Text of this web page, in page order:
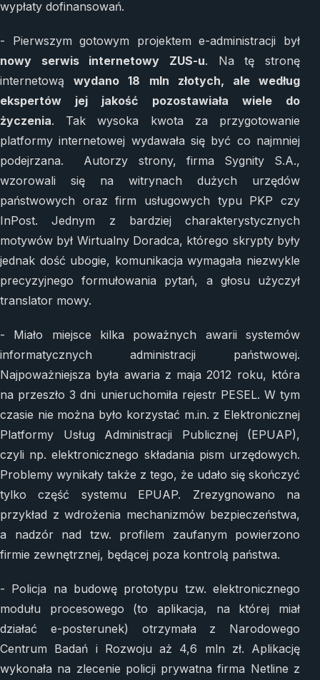
wypłaty dofinansowań.
- Pierwszym gotowym projektem e-administracji był
nowy serwis internetowy ZUS-u. Na tę stronę
internetowąwydano 18 mln złotych, ale według
ekspertów jej jakość pozostawiała wiele do
życzenia. Tak wysoka kwota za przygotowanie
platformy internetowej wydawała się być co najmniej
podejrzana. Autorzy strony, firma Sygnity S.A.,
wzorowali się na witrynach dużych urzędów
państwowych oraz firm usługowych typu PKP czy
InPost. Jednym z bardziej charakterystycznych
motywów był Wirtualny Doradca, którego skrypty były
jednak dość ubogie, komunikacja wymagała niezwykle
precyzyjnego formułowania pytań, a głosu użyczył
translator mowy.
- Miało miejsce kilka poważnych awarii systemów
informatycznych administracji państwowej.
Najpoważniejsza była awaria z maja 2012 roku, która
na przeszło 3 dni unieruchomiła rejestr PESEL. W tym
czasie nie można było korzystać m.in. z Elektronicznej
Platformy Usług Administracji Publicznej (EPUAP),
czyli np. elektronicznego składania pism urzędowych.
Problemy wynikały także z tego, że udało się skończyć
tylko część systemu EPUAP. Zrezygnowano na
przykład z wdrożenia mechanizmów bezpieczeństwa,
a nadzór nad tzw. profilem zaufanym powierzono
firmie zewnętrznej, będącej poza kontrolą państwa.
- Policja na budowę prototypu tzw. elektronicznego
modułu procesowego (to aplikacja, na której miał
działać e-posterunek) otrzymała z Narodowego
Centrum Badań i Rozwoju aż 4,6 mln zł. Aplikację
wykonała na zlecenie policji prywatna firma Netline z